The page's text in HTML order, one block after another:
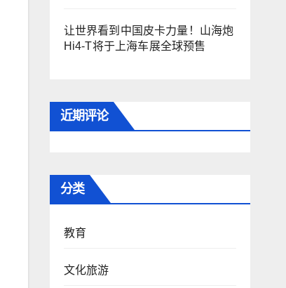
让世界看到中国皮卡力量！山海炮
Hi4-T将于上海车展全球预售
近期评论
分类
教育
文化旅游